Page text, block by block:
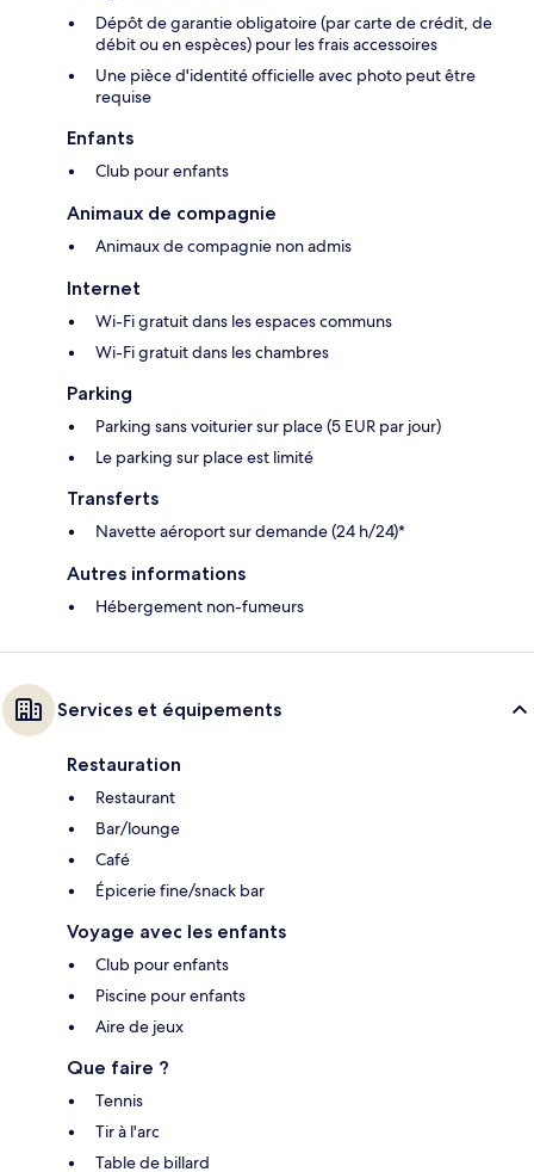
Dépôt de garantie obligatoire (par carte de crédit, de
débit ou en espèces) pour les frais accessoires
Une pièce d'identité officielle avec photo peut être
requise
Enfants
Club pour enfants
Animaux de compagnie
Animaux de compagnie non admis
Internet
Wi-Fi gratuit dans les espaces communs
Wi-Fi gratuit dans les chambres
Parking
Parking sans voiturier sur place (5 EUR par jour)
Le parking sur place est limité
Transferts
Navette aéroport sur demande (24 h/24)*
Autres informations
Hébergement non-fumeurs
Services et équipements
Restauration
Restaurant
Bar/lounge
Café
Épicerie fine/snack bar
Voyage avec les enfants
Club pour enfants
Piscine pour enfants
Aire de jeux
Que faire ?
Tennis
Tir à l'arc
Table de billard